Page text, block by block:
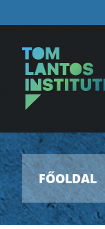
FŐOLDAL